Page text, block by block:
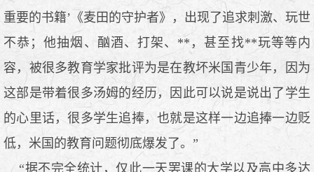
重要的书籍’《麦田的守护者》，出现了追求刺激、玩世
不恭；他抽烟、酗酒、打架、**，甚至找**玩等等内
容，被很多教育学家批评为是在教坏米国青少年，因为
这部是带着很多汤姆的经历，因此可以说是说出了学生
的心里话，很多学生追捧，也就是这样一边追捧一边贬
低，米国的教育问题彻底爆发了。”
“据不完全统计，仅此一天罢课的大学以及高中多达